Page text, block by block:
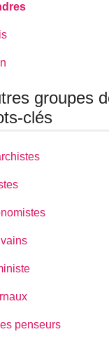
groupes
clés
penseurs